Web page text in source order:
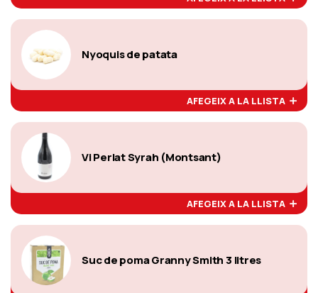
Nyoquis de patata
AFEGEIX A LA LLISTA
Vi Perlat Syrah (Montsant)
AFEGEIX A LA LLISTA
Suc de poma Granny Smith 3 litres